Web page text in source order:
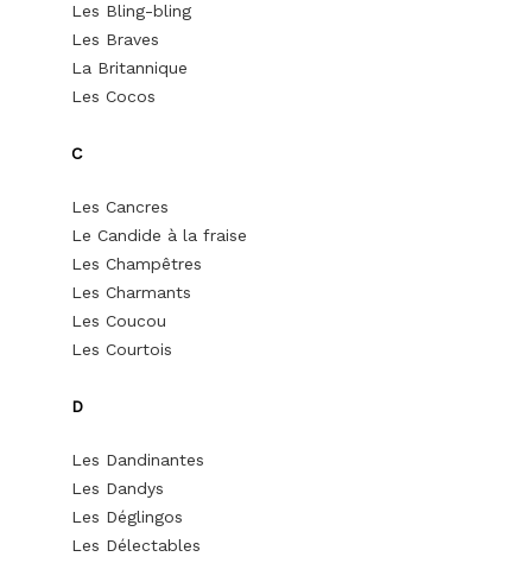
Les Bling-bling
Les Braves
La Britannique
Les Cocos
C
Les Cancres
Le Candide à la fraise
Les Champêtres
Les Charmants
Les Coucou
Les Courtois
D
Les Dandinantes
Les Dandys
Les Déglingos
Les Délectables